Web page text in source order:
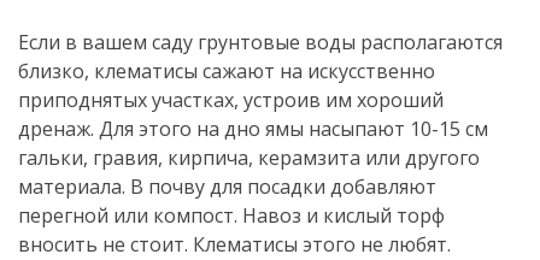
Если в вашем саду грунтовые воды располагаются
близко, клематисы сажают на искусственно
приподнятых участках, устроив им хороший
дренаж. Для этого на дно ямы насыпают 10-15 см
гальки, гравия, кирпича, керамзита или другого
материала. В почву для посадки добавляют
перегной или компост. Навоз и кислый торф
вносить не стоит. Клематисы этого не любят.